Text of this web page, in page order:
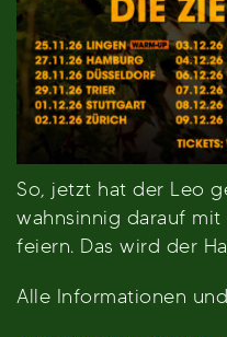
So, jetzt hat der Leo
wahnsinnig darauf
feiern. Das wird der
Alle Informationen